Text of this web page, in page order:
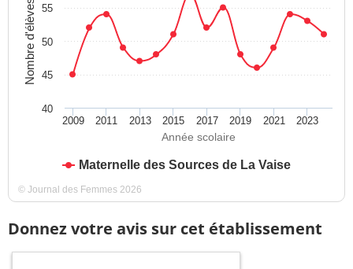
Année scolaire
Nombre d'élèves
Maternelle des Sources de La Vaise
2009 2011 2013 2015 2017 2019 2021 2023
40
45
50
55
© Journal des Femmes 2026
Donnez votre avis sur cet établissement